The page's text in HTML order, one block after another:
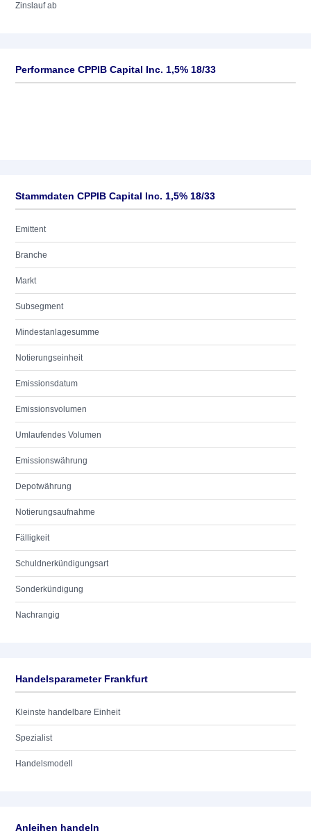
Zinslauf ab
Performance CPPIB Capital Inc. 1,5% 18/33
Stammdaten CPPIB Capital Inc. 1,5% 18/33
Emittent
Branche
Markt
Subsegment
Mindestanlagesumme
Notierungseinheit
Emissionsdatum
Emissionsvolumen
Umlaufendes Volumen
Emissionswährung
Depotwährung
Notierungsaufnahme
Fälligkeit
Schuldnerkündigungsart
Sonderkündigung
Nachrangig
Handelsparameter Frankfurt
Kleinste handelbare Einheit
Spezialist
Handelsmodell
Anleihen handeln